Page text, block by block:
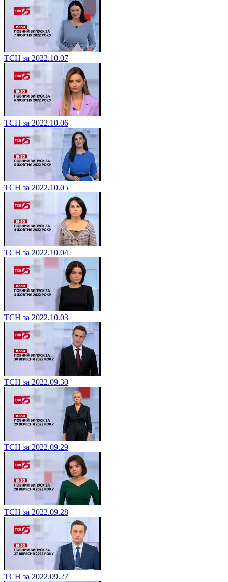
ТСН за 2022.10.07
ТСН за 2022.10.06
ТСН за 2022.10.05
ТСН за 2022.10.04
ТСН за 2022.10.03
ТСН за 2022.09.30
ТСН за 2022.09.29
ТСН за 2022.09.28
ТСН за 2022.09.27